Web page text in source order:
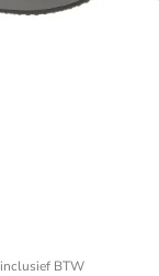
inclusief BTW